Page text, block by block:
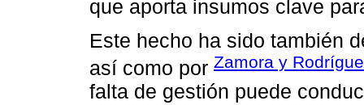
que aporta insumos clave
Este hecho ha sido también
así como por Zamora y
falta de gestión puede